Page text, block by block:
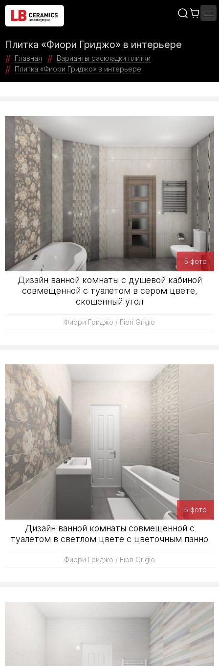
Плитка «Фиори Гриджо» в интерьере
Главная
Варианты раскладки плитки
Плитка «Фиори Гриджо» в интерьере
5 фото
Дизайн ванной комнаты с душевой кабиной
совмещенной с туалетом в сером цвете,
скошенный угол
Фиори Гриджо / Fiori Grigio
5 фото
Дизайн ванной комнаты совмещенной с
туалетом в светлом цвете с цветочным панно
Фиори Гриджо / Fiori Grigio